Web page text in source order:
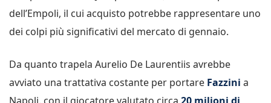
dell’Empoli, il cui acquisto potrebbe rappresentare uno
dei colpi più significativi del mercato di gennaio.
Da quanto trapela Aurelio De Laurentiis avrebbe
avviato una trattativa costante per portare Fazzini a